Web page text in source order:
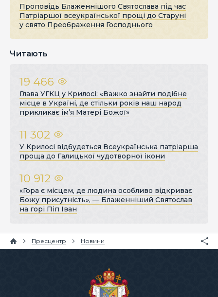
Проповідь Блаженнішого Святослава під час
Патріаршої всеукраїнської прощі до Старуні
у свято Преображення Господнього
Читають
19 466
Глава УГКЦ у Крилосі: «Важко знайти подібне
місце в Україні, де стільки років наш народ
прикликає ім’я Матері Божої»
11 302
У Крилосі відбудеться Всеукраїнська патріарша
проща до Галицької чудотворної ікони
10 912
«Гора є місцем, де людина особливо відкриває
Божу присутність», — Блаженніший Святослав
на горі Піп Іван
Пресцентр Новини